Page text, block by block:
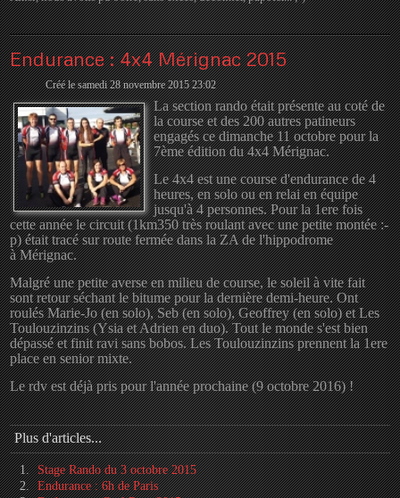
Endurance : 4x4 Mérignac 2015
Créé le samedi 28 novembre 2015 23:02
La section rando était présente au coté de
la course et des 200 autres patineurs
engagés ce dimanche 11 octobre pour la
7ème édition du 4x4 Mérignac.
Le 4x4 est une course d'endurance de 4
heures, en solo ou en relai en équipe
jusqu'à 4 personnes. Pour la 1ere fois
cette année le circuit (1km350 très roulant avec une petite montée :-
p) était tracé sur route fermée dans la ZA de l'hippodrome
à Mérignac.
Malgré une petite averse en milieu de course, le soleil à vite fait
sont retour séchant le bitume pour la dernière demi-heure. Ont
roulés Marie-Jo (en solo), Seb (en solo), Geoffrey (en solo) et Les
Toulouzinzins (Ysia et Adrien en duo). Tout le monde s'est bien
dépassé et finit ravi sans bobos. Les Toulouzinzins prennent la 1ere
place en senior mixte.
Le rdv est déjà pris pour l'année prochaine (9 octobre 2016) !
Plus d'articles...
Stage Rando du 3 octobre 2015
Endurance : 6h de Paris